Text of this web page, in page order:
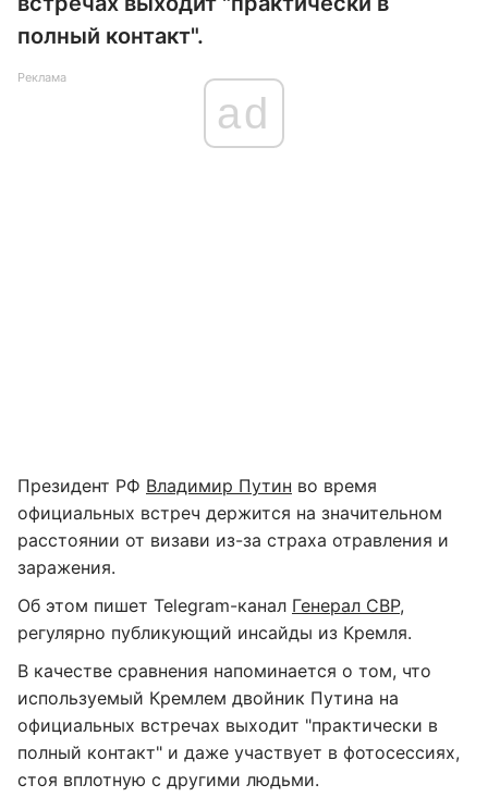
полный контакт".
Реклама
ad
Президент РФ Владимир Путин во время
официальных встреч держится на значительном
расстоянии от визави из-за страха отравления и
заражения.
Об этом пишет Telegram-канал Генерал СВР,
регулярно публикующий инсайды из Кремля.
В качестве сравнения напоминается о том, что
используемый Кремлем двойник Путина на
официальных встречах выходит "практически в
полный контакт" и даже участвует в фотосессиях,
стоя вплотную с другими людьми.